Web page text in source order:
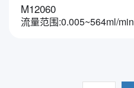
M12060
流量范围:0.005~564ml/min